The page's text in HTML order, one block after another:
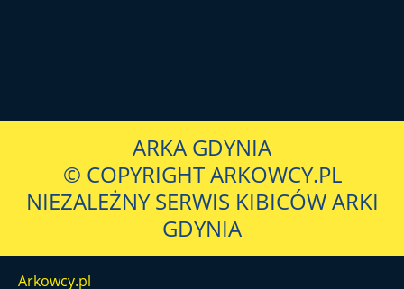
ARKA GDYNIA
© COPYRIGHT ARKOWCY.PL
NIEZALEŻNY SERWIS KIBICÓW ARKI
GDYNIA
Arkowcy.pl